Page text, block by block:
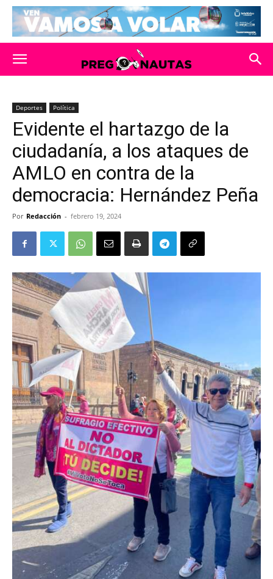
Deportes Política
Evidente el hartazgo de la
ciudadanía, a los ataques de
AMLO en contra de la
democracia: Hernández Peña
Por Redacción - febrero 19, 2024